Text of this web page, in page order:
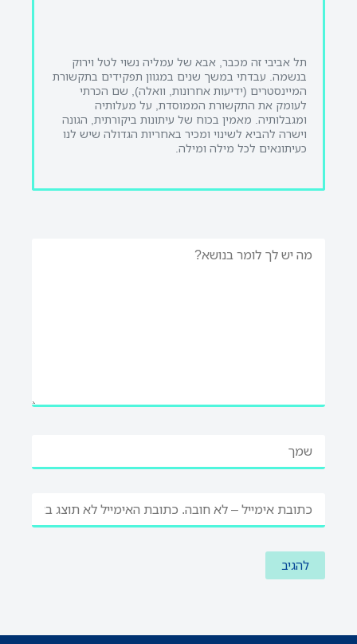
תל אביבי זה מכבר, אבא של עמליה נשוי לטל וירוק
בנשמה. עבדתי במשך שנים במגוון תפקידים בתקשורת
המיינסטרים (ידיעות אחרונות, וואלה), שם הכרתי
לעומק את התקשורת הממוסדת, על מעלותיה
ומגבלותיה. מאמין בכוח של עיתונות ביקורתית, הגונה
וישרה להביא לשינוי ומכיר באחריות הגדולה שיש לנו
כעיתונאים לכל מילה ומילה.